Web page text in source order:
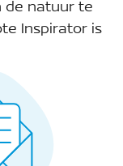
de natuur te
Inspirator is